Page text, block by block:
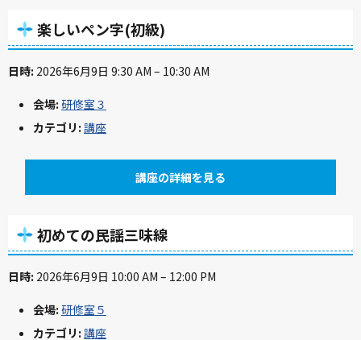
楽しいペン字(初級)
日時: 2026年6月9日 9:30 AM – 10:30 AM
会場: 研修室３
カテゴリ: 講座
講座の詳細を見る
初めての民謡三味線
日時: 2026年6月9日 10:00 AM – 12:00 PM
会場: 研修室５
カテゴリ: 講座